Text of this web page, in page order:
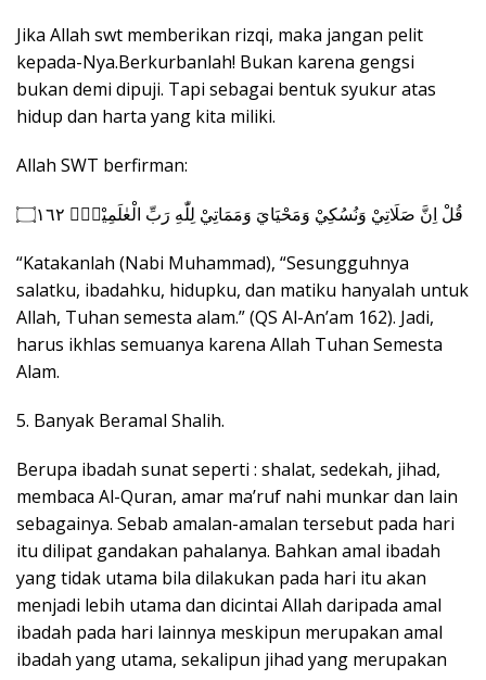
Jika Allah swt memberikan rizqi, maka jangan pelit
kepada-Nya.Berkurbanlah! Bukan karena gengsi
bukan demi dipuji. Tapi sebagai bentuk syukur atas
hidup dan harta yang kita miliki.
Allah SWT berfirman:
قُلْ اِنَّ صَلَاتِيْ وَنُسُكِيْ وَمَحْيَايَ وَمَمَاتِيْ لِلّٰهِ رَبِّ الْعٰلَمِيْنَۙ ۝١٦٢
“Katakanlah (Nabi Muhammad), “Sesungguhnya
salatku, ibadahku, hidupku, dan matiku hanyalah untuk
Allah, Tuhan semesta alam.” (QS Al-An’am 162). Jadi,
harus ikhlas semuanya karena Allah Tuhan Semesta
Alam.
5. Banyak Beramal Shalih.
Berupa ibadah sunat seperti : shalat, sedekah, jihad,
membaca Al-Quran, amar ma’ruf nahi munkar dan lain
sebagainya. Sebab amalan-amalan tersebut pada hari
itu dilipat gandakan pahalanya. Bahkan amal ibadah
yang tidak utama bila dilakukan pada hari itu akan
menjadi lebih utama dan dicintai Allah daripada amal
ibadah pada hari lainnya meskipun merupakan amal
ibadah yang utama, sekalipun jihad yang merupakan